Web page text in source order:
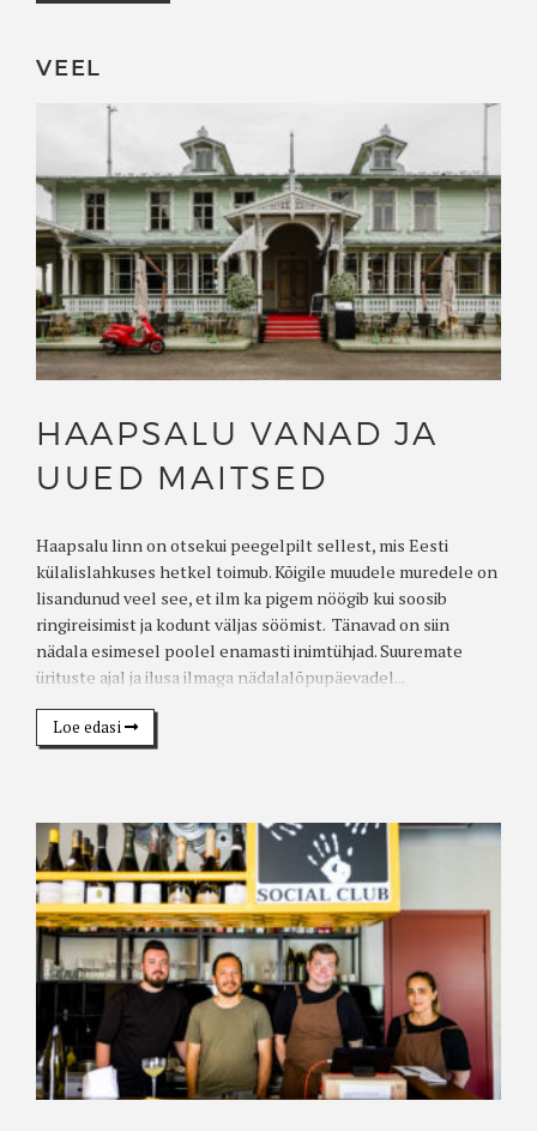
VEEL
HAAPSALU VANAD JA
UUED MAITSED
Haapsalu linn on otsekui peegelpilt sellest, mis Eesti
külalislahkuses hetkel toimub. Kõigile muudele muredele on
lisandunud veel see, et ilm ka pigem nöögib kui soosib
ringireisimist ja kodunt väljas söömist. Tänavad on siin
nädala esimesel poolel enamasti inimtühjad. Suuremate
ürituste ajal ja ilusa ilmaga nädalalõpupäevadel...
Loe edasi